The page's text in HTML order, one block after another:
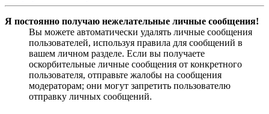
Я постоянно получаю нежелательные личные сообщения!
Вы можете автоматически удалять личные сообщения
пользователей, используя правила для сообщений в
вашем личном разделе. Если вы получаете
оскорбительные личные сообщения от конкретного
пользователя, отправьте жалобы на сообщения
модераторам; они могут запретить пользователю
отправку личных сообщений.